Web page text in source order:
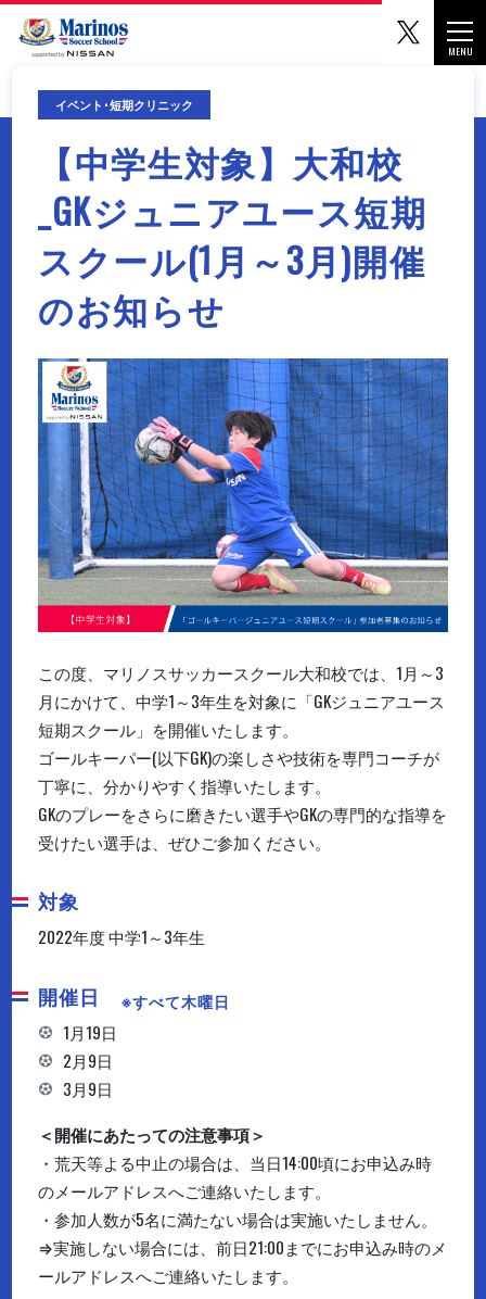
MENU
マリ
イベント･短期クリニック
【中学生対象】大和校
_GKジュニアユース短期
スクール(1月～3月)開催
のお知らせ
この度、マリノスサッカースクール大和校では、1月～3
月にかけて、中学1～3年生を対象に「GKジュニアユース
短期スクール」を開催いたします。
ゴールキーパー(以下GK)の楽しさや技術を専門コーチが
丁寧に、分かりやすく指導いたします。
GKのプレーをさらに磨きたい選手やGKの専門的な指導を
受けたい選手は、ぜひご参加ください。
対象
2022年度 中学1～3年生
開催日 ※すべて木曜日
1月19日
2月9日
3月9日
＜開催にあたっての注意事項＞
・荒天等よる中止の場合は、当日14:00頃にお申込み時
のメールアドレスへご連絡いたします。
・参加人数が5名に満たない場合は実施いたしません。
⇒実施しない場合には、前日21:00までにお申込み時のメ
ールアドレスへご連絡いたします。